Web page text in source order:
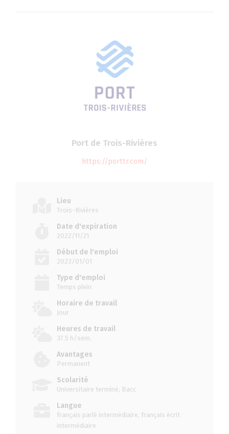
Port de Trois-Rivières
https://porttr.com/
Lieu
Trois-Rivières
Date d'expiration
2022/11/21
Début de l'emploi
2023/01/01
Type d'emploi
Temps plein
Horaire de travail
Jour
Heures de travail
37.5 h/sem.
Avantages
Permanent
Scolarité
Universitaire terminé, Bacc
Langue
français parlé intermédiaire, français écrit
intermédiaire